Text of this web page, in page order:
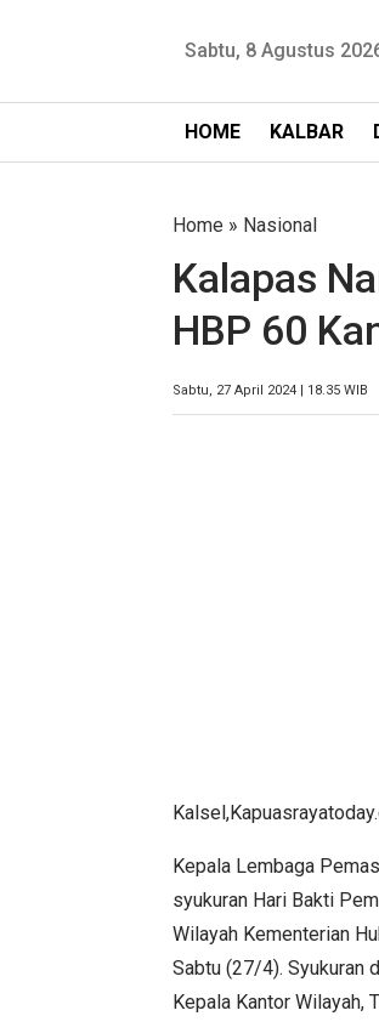
Sabtu, 8 Agustus
HOME KALBAR
Home » Nasional
Kalapas
HBP 60
Sabtu, 27 April 2024 | 18.35 WIB
Kepala Lembaga
syukuran Hari Bakti
Wilayah Kementerian
Sabtu (27/4). Syukuran
Kepala Kantor Wilayah,